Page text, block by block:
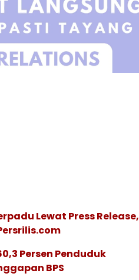
Lewat Press Release,
Persen Penduduk
BPS